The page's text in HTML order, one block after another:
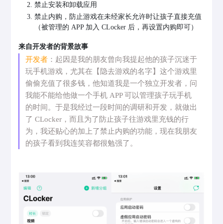
禁止安装和卸载应用
禁止内购，防止游戏在未经家长允许时让孩子直接充值
（被管理的 APP 加入 CLocker 后，再设置内购即可）
来自开发者的背景故事
开发者 ：起因是我的朋友曾向我提起他的孩子沉迷于
玩手机游戏，尤其在【隐去游戏的名字】这个游戏里
偷偷充值了很多钱，他知道我是一个独立开发者，问
我能不能给他做一个手机 APP 可以管理孩子玩手机
的时间。于是我经过一段时间的调研和开发，就做出
了 CLocker，而且为了防止孩子往游戏里充钱的行
为，我还贴心的加上了禁止内购的功能，现在我朋友
的孩子看到我连笑容都很勉强了。